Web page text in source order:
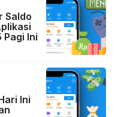
Saldo
Ini
Ini